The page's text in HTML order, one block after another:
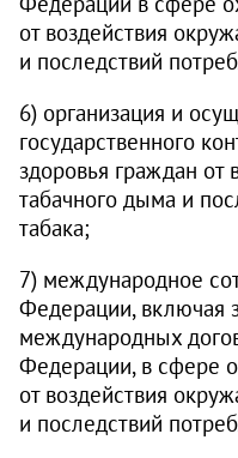
от воздействия
и последствий
6) организация и
государственного
здоровья граждан
табачного дыма и
табака;
7) международное
Федерации, включая
международных
Федерации, в сфере
от воздействия
и последствий